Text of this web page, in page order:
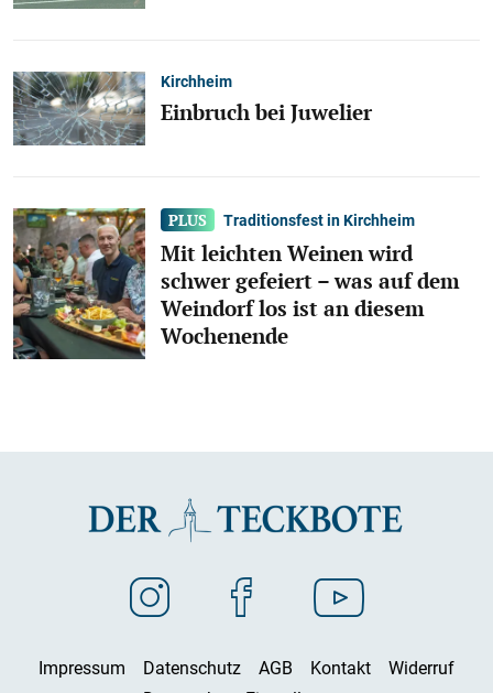
Kirchheim
Einbruch bei Juwelier
Traditionsfest in Kirchheim
Mit leichten Weinen wird
schwer gefeiert – was auf dem
Weindorf los ist an diesem
Wochenende
Impressum Datenschutz AGB Kontakt
Widerruf